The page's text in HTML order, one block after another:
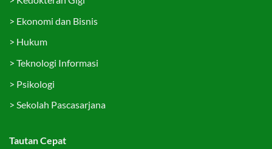
> Ekonomi dan Bisnis
> Hukum
> Teknologi Informasi
> Psikologi
> Sekolah Pascasarjana
Tautan Cepat